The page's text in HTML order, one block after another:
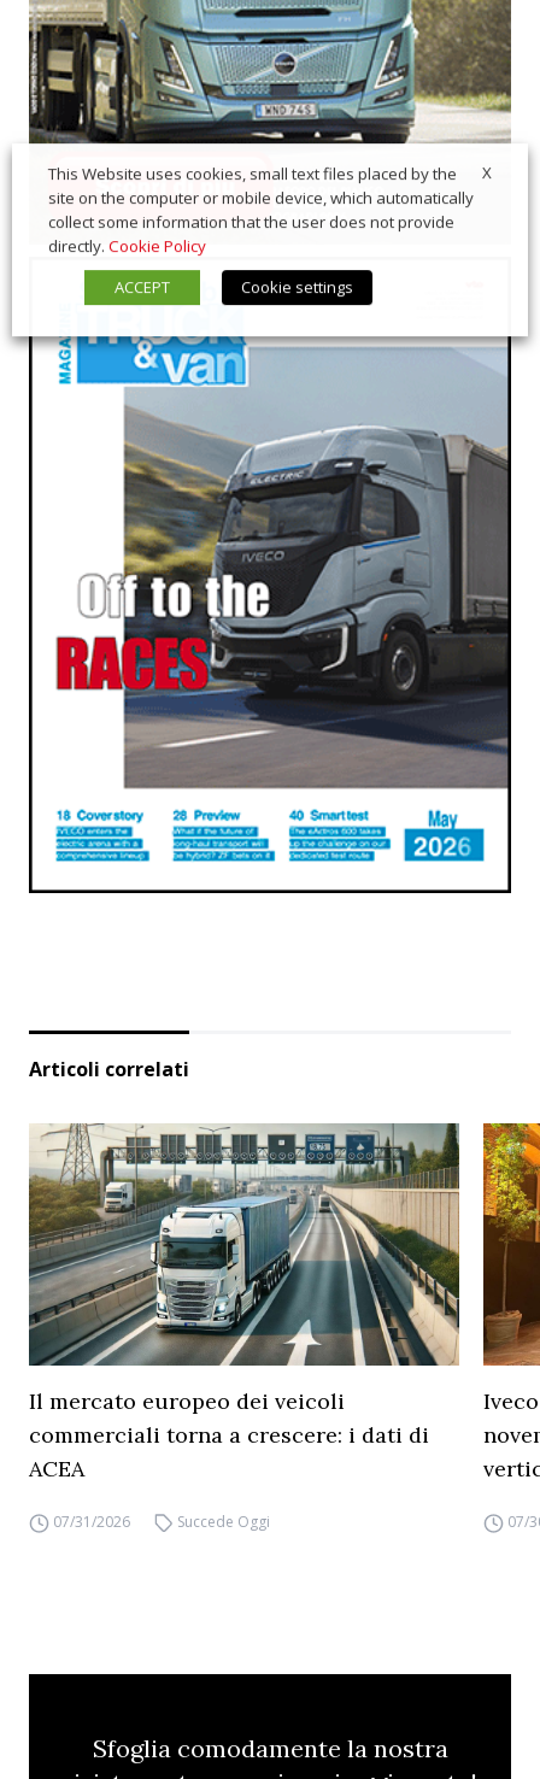
Articoli correlati
Il mercato europeo dei veicoli
commerciali torna a crescere: i dati di
ACEA
07/31/2026 Succede Oggi 07/
Sfoglia comodamente la nostra
X
This Website uses cookies, small text files placed by the
site on the computer or mobile device, which automatically
collect some information that the user does not provide
directly. Cookie Policy
ACCEPT
Cookie settings